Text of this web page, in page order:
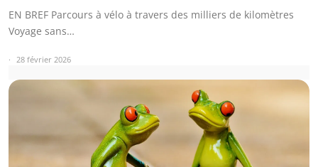
EN BREF Parcours à vélo à travers des milliers de kilomètres
Voyage sans…
28 février 2026